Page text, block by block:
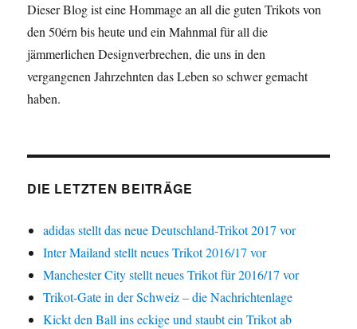
Dieser Blog ist eine Hommage an all die guten Trikots von
den 50érn bis heute und ein Mahnmal für all die
jämmerlichen Designverbrechen, die uns in den
vergangenen Jahrzehnten das Leben so schwer gemacht
haben.
DIE LETZTEN BEITRÄGE
adidas stellt das neue Deutschland-Trikot 2017 vor
Inter Mailand stellt neues Trikot 2016/17 vor
Manchester City stellt neues Trikot für 2016/17 vor
Trikot-Gate in der Schweiz – die Nachrichtenlage
Kickt den Ball ins eckige und staubt ein Trikot ab